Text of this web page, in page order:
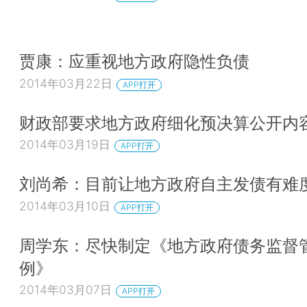
贾康：应重视地方政府隐性负债
2014年03月22日 APP打开
财政部要求地方政府细化预决算公开内
2014年03月19日 APP打开
刘尚希：目前让地方政府自主发债有难
2014年03月10日 APP打开
周学东：尽快制定《地方政府债务监督
例》
2014年03月07日 APP打开